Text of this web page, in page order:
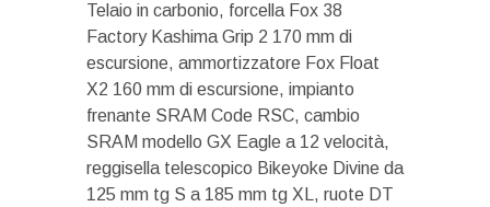
Telaio in carbonio, forcella Fox 38
Factory Kashima Grip 2 170 mm di
escursione, ammortizzatore Fox Float
X2 160 mm di escursione, impianto
frenante SRAM Code RSC, cambio
SRAM modello GX Eagle a 12 velocità,
reggisella telescopico Bikeyoke Divine da
125 mm tg S a 185 mm tg XL, ruote DT